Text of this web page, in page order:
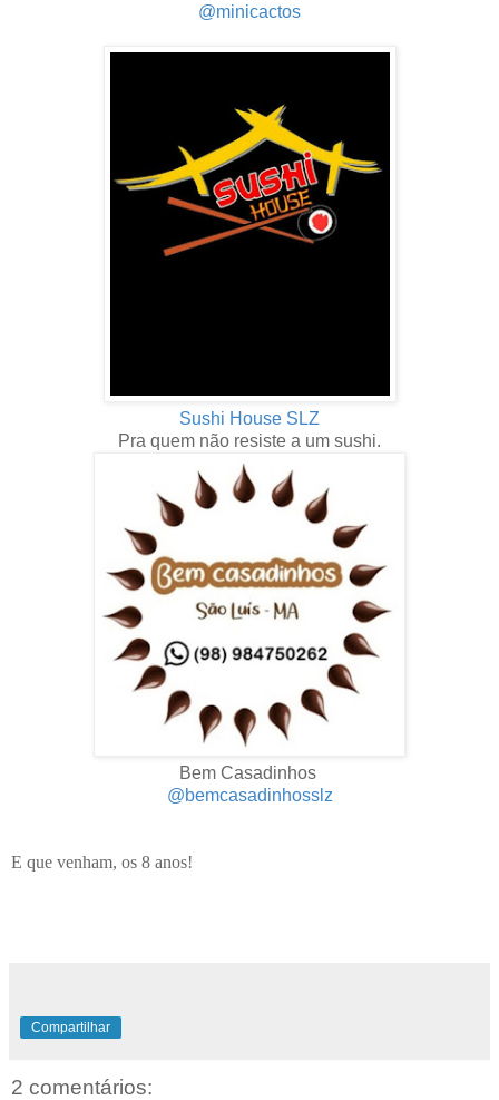
@minicactos
Sushi House SLZ
Pra quem não resiste a um sushi.
Bem Casadinhos
@bemcasadinhosslz
E que venham, os 8 anos!
Compartilhar
2 comentários: